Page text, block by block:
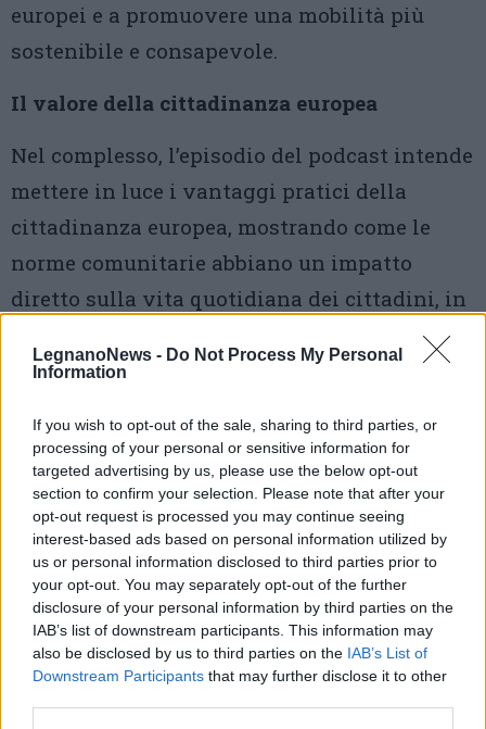
LegnanoNews - Do Not Process My Personal
Information
If you wish to opt-out of the sale, sharing to third parties, or
processing of your personal or sensitive information for
targeted advertising by us, please use the below opt-out
section to confirm your selection. Please note that after your
opt-out request is processed you may continue seeing
interest-based ads based on personal information utilized by
us or personal information disclosed to third parties prior to
your opt-out. You may separately opt-out of the further
disclosure of your personal information by third parties on the
IAB’s list of downstream participants. This information may
also be disclosed by us to third parties on the IAB’s List of
Downstream Participants that may further disclose it to other
europei e a promuovere una mobilità più
sostenibile e consapevole.
Il valore della cittadinanza europea
Nel complesso, l’episodio del podcast intende
mettere in luce i vantaggi pratici della
cittadinanza europea, mostrando come le
norme comunitarie abbiano un impatto
diretto sulla vita quotidiana dei cittadini, in
diversi.
Via Confalonieri, 5
Castronno
Tutti gli eventi
diagosto
Orlando Mastrillo
orlando.mastrillo@varesenews.it